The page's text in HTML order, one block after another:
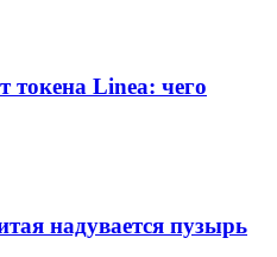
токена Linea: чего
надувается пузырь